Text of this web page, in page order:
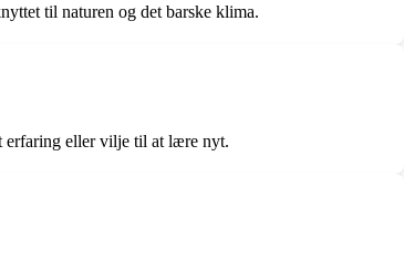
til naturen og det barske klima.
erfaring eller vilje til at lære nyt.